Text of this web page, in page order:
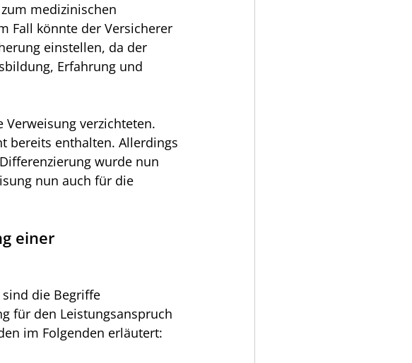
medizinischen
Fall könnte der Versicherer
einstellen, da der
Erfahrung und
verzichteten.
bereits enthalten. Allerdings
wurde nun
nun auch für die
einer
die Begriffe
für den Leistungsanspruch
im Folgenden erläutert: